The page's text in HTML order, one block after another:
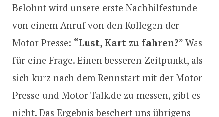
Belohnt wird unsere erste Nachhilfestunde
von einem Anruf von den Kollegen der
Motor Presse: “Lust, Kart zu fahren?” Was
für eine Frage. Einen besseren Zeitpunkt, als
sich kurz nach dem Rennstart mit der Motor
Presse und Motor-Talk.de zu messen, gibt es
nicht. Das Ergebnis beschert uns übrigens